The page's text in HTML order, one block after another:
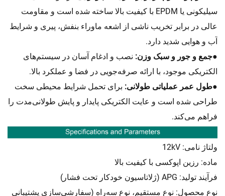
سیلیکونی یا EPDM با کیفیت بالا ساخته شده است و مقاومت
عالی در برابر تخریب ناشی از اشعه ماوراء بنفش، پیری و شرایط
آب و هوایی شدید دارد.
●جمع و جور و سبک وزن: نصب و ادغام آسان در سیستم‌های
الکتریکی موجود، با ارائه صرفه‌جویی در فضا و عملکرد بالا.
●طول عمر عملیاتی طولانی: برای تحمل شرایط محیطی سخت
طراحی شده است و عایت الکتریکی پایدار و پایش طولانی‌مدت را
فراهم می‌کند.
ولتاژ نامی: 12kV
ماده: رزین اپوکسی با کیفیت بالا
فرآیند تولید: APG (ژلاتاسیون خودکار تحت فشار)
نوع محصول: نوع مستقیم، نوع سه‌راه (سفارشی‌سازی پشتیبانی